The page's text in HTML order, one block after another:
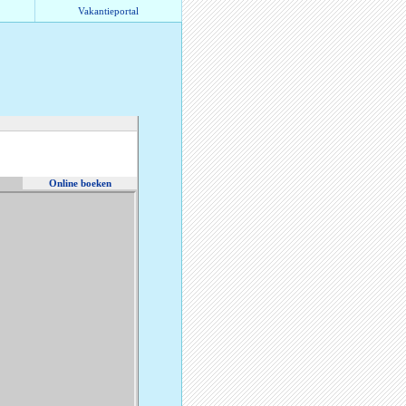
Vakantieportal
Online boeken